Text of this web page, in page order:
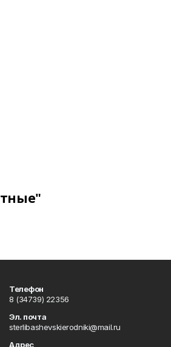
Телефон
8 (34739) 22356
Эл. почта
sterlibashevskierodniki@mail.ru
Адрес